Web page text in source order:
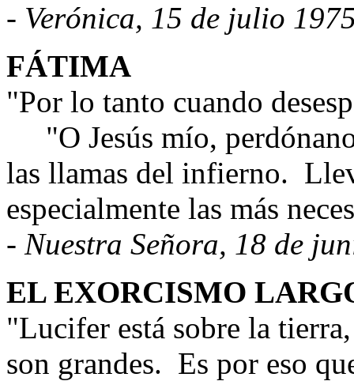
- Verónica, 15 de julio
FÁTIMA
"Por lo tanto cuando
"O Jesús mío,
las llamas del infierno.
especialmente las más
- Nuestra Señora, 18 de
EL EXORCISMO
"Lucifer está sobre la
son grandes. Es por eso